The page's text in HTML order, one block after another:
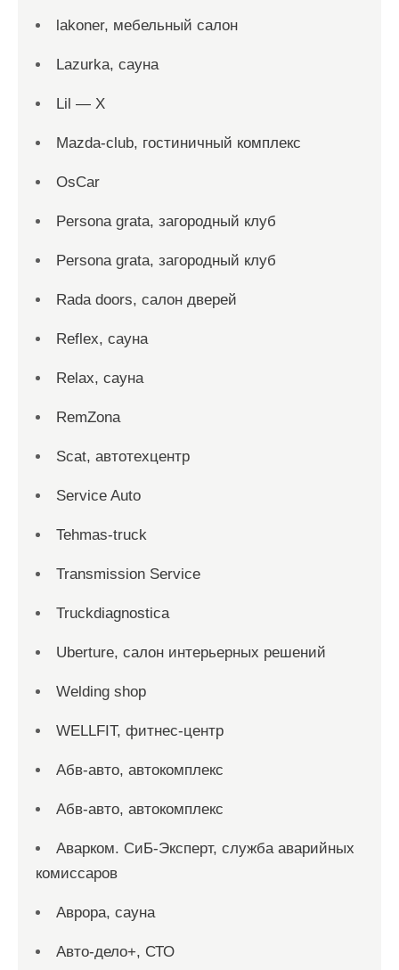
lakoner, мебельный салон
Lazurka, сауна
Lil — X
Mazda-club, гостиничный комплекс
OsCar
Persona grata, загородный клуб
Persona grata, загородный клуб
Rada doors, салон дверей
Reflex, сауна
Relax, сауна
RemZona
Scat, автотехцентр
Service Auto
Tehmas-truck
Transmission Service
Truckdiagnostica
Uberture, салон интерьерных решений
Welding shop
WELLFIT, фитнес-центр
Абв-авто, автокомплекс
Абв-авто, автокомплекс
Аварком. СиБ-Эксперт, служба аварийных
комиссаров
Аврора, сауна
Авто-дело+, СТО